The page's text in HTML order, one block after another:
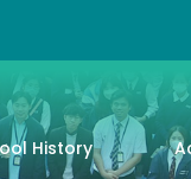
History